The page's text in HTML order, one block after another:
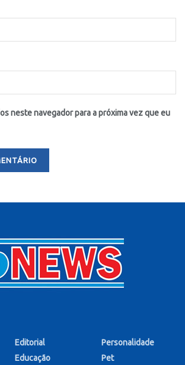
neste navegador para a próxima vez que eu
Editorial
Educação
Personalidade
Pet